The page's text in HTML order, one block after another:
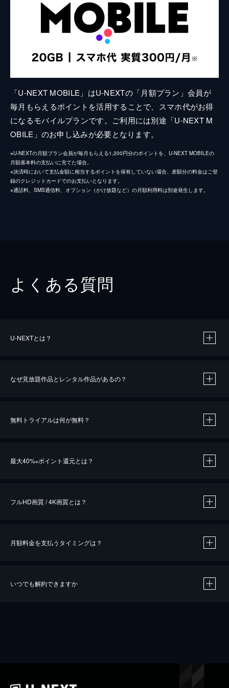
「U-NEXT MOBILE」はU-NEXTの「月額プラン」会員が
毎月もらえるポイントを活用することで、スマホ代がお得
になるモバイルプランです。ご利用には別途「U-NEXT M
OBILE」のお申し込みが必要となります。
※U-NEXTの月額プラン会員が毎月もらえる1,200円分のポイントを、U-NEXT MOBILEの
月額基本料の支払いに充てた場合。
※決済時において支払金額に相当するポイントを保有していない場合、差額分の料金はご登
録のクレジットカードでのお支払いとなります。
※通話料、SMS通信料、オプション（かけ放題など）の月額利用料は別途発生します。
よくある質問
U-NEXTとは？
なぜ見放題作品とレンタル作品があるの？
無料トライアルは何が無料？
最大40%※ポイント還元とは？
※40％ポイント還元の対象は、クレジットカード決済による作品の購入 / レンタルです。
iOSアプリのUコイン決済による作品の購入 / レンタルは、20％のポイント還元です。
フルHD画質 / 4K画質とは？
月額料金を支払うタイミングは？
いつでも解約できますか